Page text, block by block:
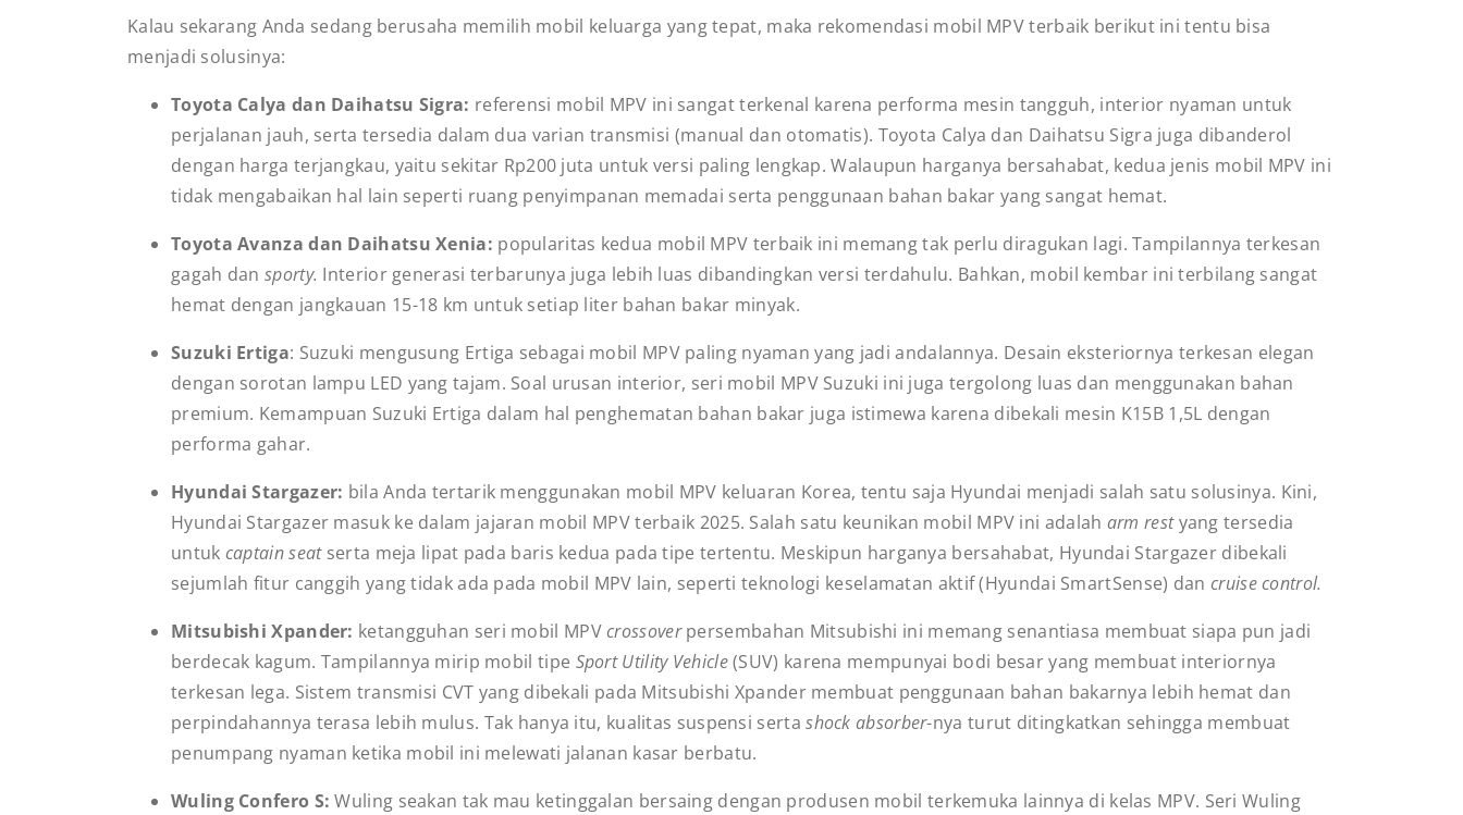
Kalau sekarang Anda sedang berusaha memilih mobil keluarga yang tepat, maka rekomendasi mobil MPV terbaik berikut ini tentu bisa
menjadi solusinya:
Toyota Calya dan Daihatsu Sigra: referensi mobil MPV ini sangat terkenal karena performa mesin tangguh, interior nyaman untuk
perjalanan jauh, serta tersedia dalam dua varian transmisi (manual dan otomatis). Toyota Calya dan Daihatsu Sigra juga dibanderol
dengan harga terjangkau, yaitu sekitar Rp200 juta untuk versi paling lengkap. Walaupun harganya bersahabat, kedua jenis mobil MPV ini
tidak mengabaikan hal lain seperti ruang penyimpanan memadai serta penggunaan bahan bakar yang sangat hemat.
Toyota Avanza dan Daihatsu Xenia: popularitas kedua mobil MPV terbaik ini memang tak perlu diragukan lagi. Tampilannya terkesan
gagah dansporty. Interior generasi terbarunya juga lebih luas dibandingkan versi terdahulu. Bahkan, mobil kembar ini terbilang sangat
hemat dengan jangkauan 15-18 km untuk setiap liter bahan bakar minyak.
Suzuki Ertiga: Suzuki mengusung Ertiga sebagai mobil MPV paling nyaman yang jadi andalannya. Desain eksteriornya terkesan elegan
dengan sorotan lampu LED yang tajam. Soal urusan interior, seri mobil MPV Suzuki ini juga tergolong luas dan menggunakan bahan
premium. Kemampuan Suzuki Ertiga dalam hal penghematan bahan bakar juga istimewa karena dibekali mesin K15B 1,5L dengan
performa gahar.
Hyundai Stargazer: bila Anda tertarik menggunakan mobil MPV keluaran Korea, tentu saja Hyundai menjadi salah satu solusinya. Kini,
Hyundai Stargazer masuk ke dalam jajaran mobil MPV terbaik 2025. Salah satu keunikan mobil MPV ini adalah arm restyang tersedia
untuk captain seatserta meja lipat pada baris kedua pada tipe tertentu. Meskipun harganya bersahabat, Hyundai Stargazer dibekali
sejumlah fitur canggih yang tidak ada pada mobil MPV lain, seperti teknologi keselamatan aktif (Hyundai SmartSense) dan cruise control.
Mitsubishi Xpander: ketangguhan seri mobil MPVcrossoverpersembahan Mitsubishi ini memang senantiasa membuat siapa pun jadi
berdecak kagum. Tampilannya mirip mobil tipe Sport Utility Vehicle(SUV) karena mempunyai bodi besar yang membuat interiornya
terkesan lega. Sistem transmisi CVT yang dibekali pada Mitsubishi Xpander membuat penggunaan bahan bakarnya lebih hemat dan
perpindahannya terasa lebih mulus. Tak hanya itu, kualitas suspensi sertashock absorber-nya turut ditingkatkan sehingga membuat
penumpang nyaman ketika mobil ini melewati jalanan kasar berbatu.
Wuling Confero S:Wuling seakan tak mau ketinggalan bersaing dengan produsen mobil terkemuka lainnya di kelas MPV. Seri Wuling